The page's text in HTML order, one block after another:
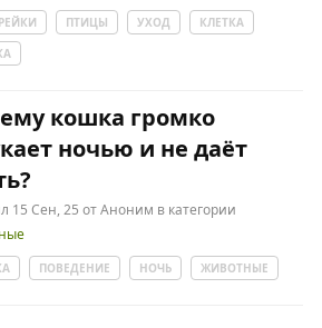
ПТИЦЫ УХОД
КЛЕТКА
кошка громко
ночью и не даёт
15 Сен, 25 отАноним в категории
ПОВЕДЕНИЕ НОЧЬ ЖИВОТНЫЕ